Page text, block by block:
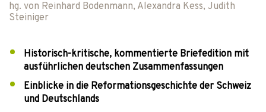
hg. von Reinhard Bodenmann, Alexandra Kess, Judith
Steiniger
Historisch-kritische, kommentierte Briefedition mit
ausführlichen deutschen Zusammenfassungen
Einblicke in die Reformationsgeschichte der Schweiz
und Deutschlands